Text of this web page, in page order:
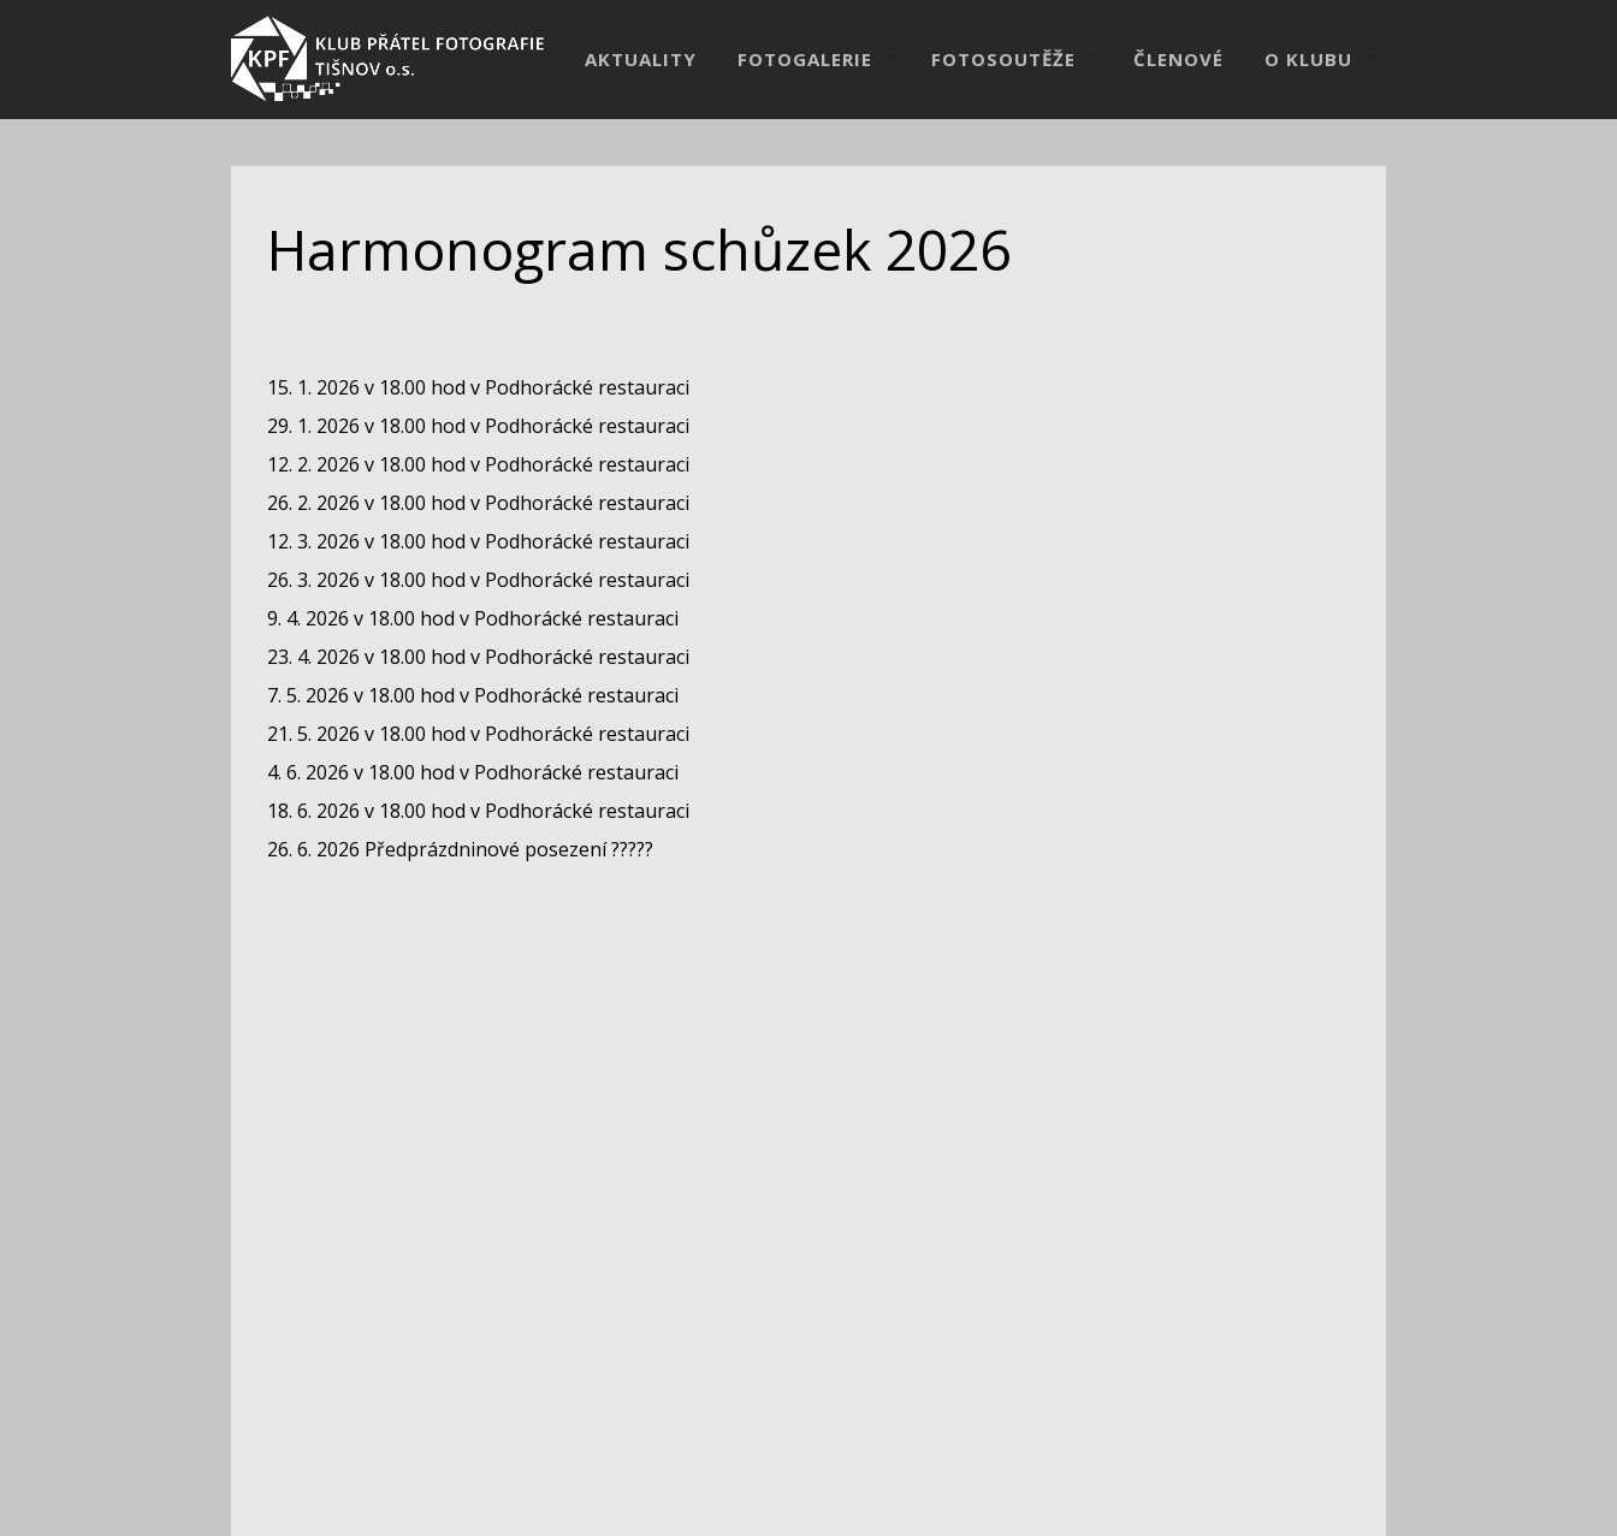
AKTUALITY FOTOGALERIE FOTOSOUTĚŽE ČLENOVÉ O KLUBU
Harmonogram schůzek 2026
15. 1. 2026 v 18.00 hod v Podhorácké restauraci
29. 1. 2026 v 18.00 hod v Podhorácké restauraci
12. 2. 2026 v 18.00 hod v Podhorácké restauraci
26. 2. 2026 v 18.00 hod v Podhorácké restauraci
12. 3. 2026 v 18.00 hod v Podhorácké restauraci
26. 3. 2026 v 18.00 hod v Podhorácké restauraci
9. 4. 2026 v 18.00 hod v Podhorácké restauraci
23. 4. 2026 v 18.00 hod v Podhorácké restauraci
7. 5. 2026 v 18.00 hod v Podhorácké restauraci
21. 5. 2026 v 18.00 hod v Podhorácké restauraci
4. 6. 2026 v 18.00 hod v Podhorácké restauraci
18. 6. 2026 v 18.00 hod v Podhorácké restauraci
26. 6. 2026 Předprázdninové posezení ?????